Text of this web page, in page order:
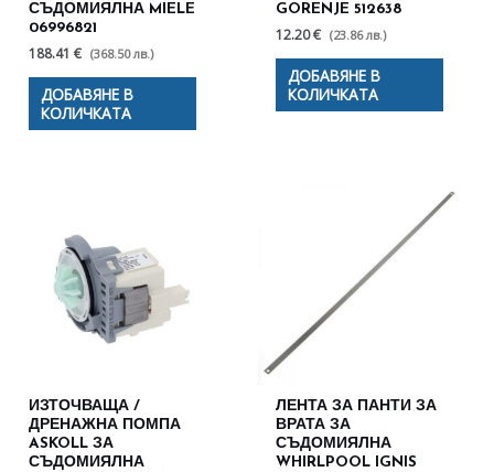
СЪДОМИЯЛНА MIELE
06996821
188.41 € (368.50 лв.)
ДОБАВЯНЕ В
КОЛИЧКАТА
GORENJE 512638
12.20 € (23.86 лв.)
ДОБАВЯНЕ В
КОЛИЧКАТА
ИЗТОЧВАЩА /
ДРЕНАЖНА ПОМПА
ASKOLL ЗА
СЪДОМИЯЛНА
ЛЕНТА ЗА ПАНТИ ЗА
ВРАТА ЗА
СЪДОМИЯЛНА
WHIRLPOOL IGNIS